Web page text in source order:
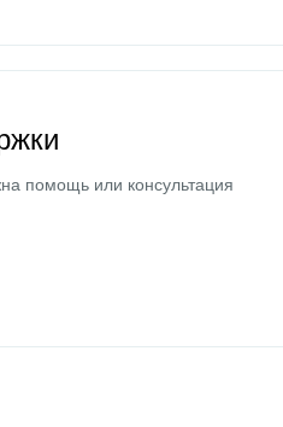
помощь или консультация